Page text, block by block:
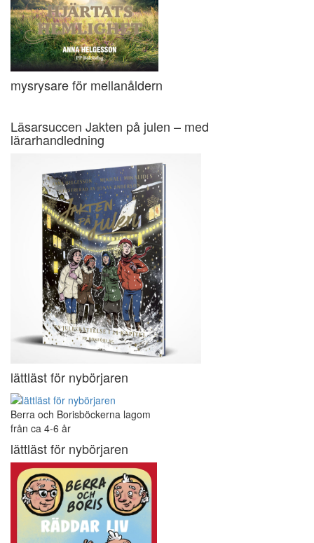
mysrysare för mellanåldern
Läsarsuccen Jakten på julen – med
lärarhandledning
lättläst för nybörjaren
Berra och Borisböckerna lagom
från ca 4-6 år
lättläst för nybörjaren